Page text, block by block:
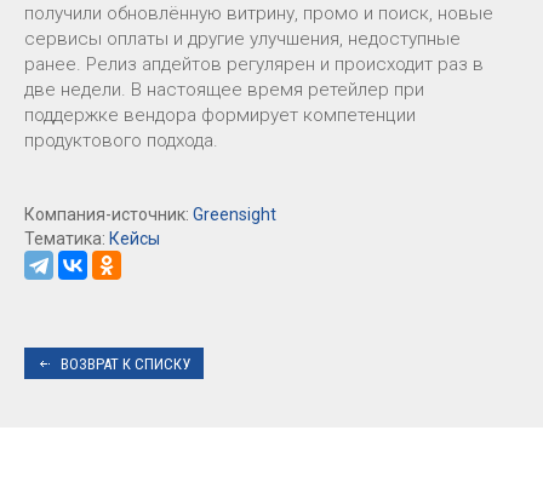
получили обновлённую витрину, промо и поиск, новые
сервисы оплаты и другие улучшения, недоступные
ранее. Релиз апдейтов регулярен и происходит раз в
две недели. В настоящее время ретейлер при
поддержке вендора формирует компетенции
продуктового подхода.
Компания-источник: Greensight
Тематика: Кейсы
ВОЗВРАТ К СПИСКУ